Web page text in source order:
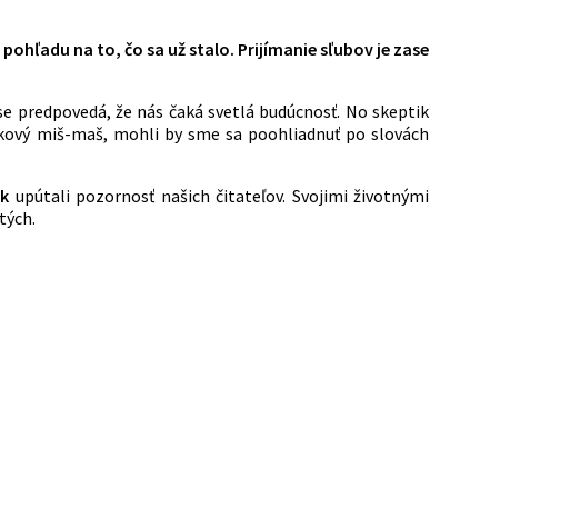
na to, čo sa už stalo. Prijímanie sľubov je zase
že nás čaká svetlá budúcnosť. No skeptik
miš-maš, mohli by sme sa poohliadnuť po slovách
upútali pozornosť našich čitateľov. Svojimi životnými